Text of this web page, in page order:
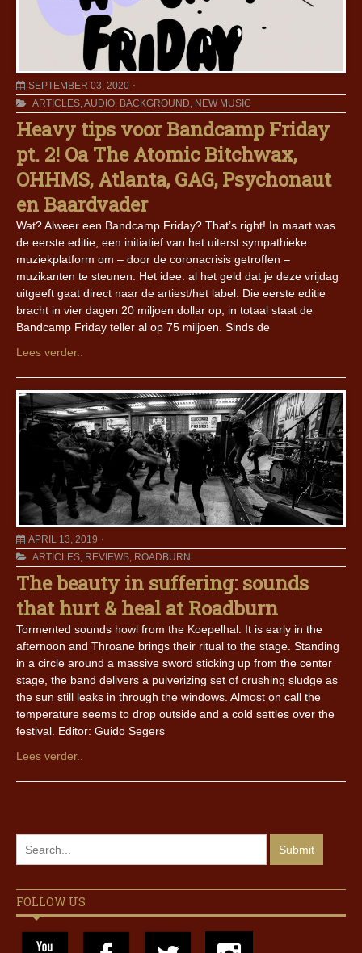
SEPTEMBER 03, 2020
ARTICLES,AUDIO, BACKGROUND, NEW MUSIC
Heavy tips voor Bandcamp Friday
pt. 2! Oa The Atomic Bitchwax,
OHHMS, Atlanta, GAG, Psychonaut
en Baardvader
Wat? Alweer een Bandcamp Friday? That’s right! In maart was
de eerste editie, een initiatief van het uiterst sympathieke
muziekplatform om – door de coronacrisis getroffen –
muzikanten te steunen. Het idee: al het geld dat je deze vrijdag
uitgeeft gaat direct naar de artiest/het label. Die eerste editie
bracht in vier dagen 20 miljoen dollar op, in totaal staat de
Bandcamp Friday teller al op 75 miljoen. Sinds de
Lees verder..
APRIL 13, 2019
ARTICLES, REVIEWS, ROADBURN
The beauty in suffering: sounds
that hurt & heal at Roadburn
Tormented sounds howl from the Koepelhal. It is early in the
afternoon and Throane brings their ritual to the stage. Standing
in a circle around a massive sword sticking up from the center
stage, the band delivers a pulverizing set of crushing sludge as
the sun still leaks in through the windows. Almost on call the
temperature seems to drop outside and a cold settles over the
festival. Editor: Guido Segers
Lees verder..
FOLLOW US